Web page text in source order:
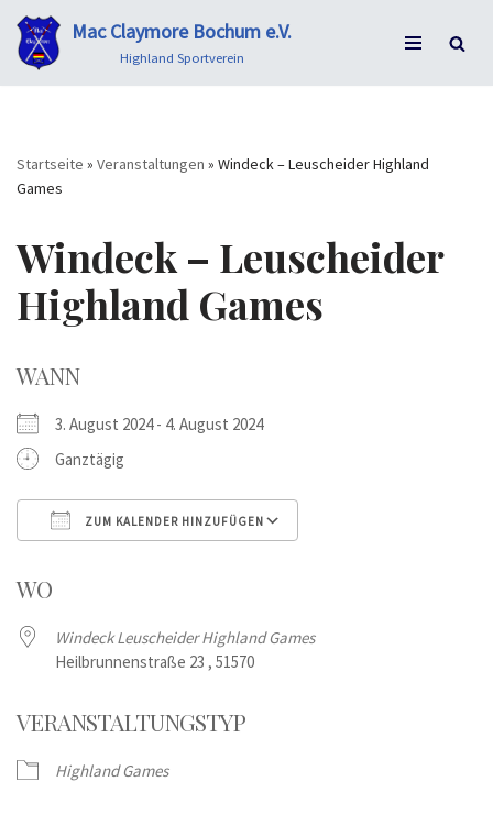
Zum
Inhalt
Mac Claymore Bochum e.V.
Highland Sportverein
Startseite » Veranstaltungen » Windeck – Leuscheider Highland
Games
Windeck – Leuscheider
Highland Games
WANN
3. August 2024 - 4. August 2024
Ganztägig
ZUM KALENDER HINZUFÜGEN
WO
Windeck Leuscheider Highland Games
Heilbrunnenstraße 23 , 51570
VERANSTALTUNGSTYP
Highland Games